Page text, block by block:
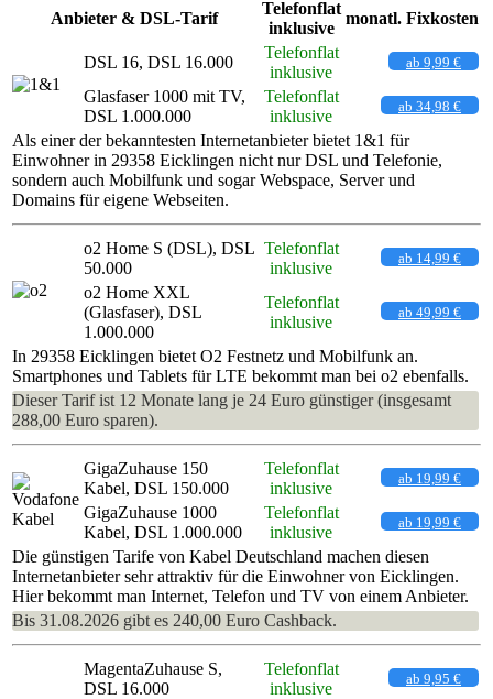
Anbieter & DSL-Tarif
Telefonflat
inklusive
monatl. Fixkosten
DSL 16, DSL 16.000
Telefonflat
inklusive
ab 9,99 €
Glasfaser 1000 mit TV,
DSL 1.000.000
Telefonflat
inklusive
ab 34,98 €
Als einer der bekanntesten Internetanbieter bietet 1&1 für
Einwohner in 29358 Eicklingen nicht nur DSL und Telefonie,
sondern auch Mobilfunk und sogar Webspace, Server und
Domains für eigene Webseiten.
o2 Home S (DSL), DSL
50.000
Telefonflat
inklusive
ab 14,99 €
o2 Home XXL
(Glasfaser), DSL
1.000.000
Telefonflat
inklusive
ab 49,99 €
In 29358 Eicklingen bietet O2 Festnetz und Mobilfunk an.
Smartphones und Tablets für LTE bekommt man bei o2 ebenfalls.
Dieser Tarif ist 12 Monate lang je 24 Euro günstiger (insgesamt
288,00 Euro sparen).
GigaZuhause 150
Kabel, DSL 150.000
Telefonflat
inklusive
ab 19,99 €
GigaZuhause 1000
Kabel, DSL 1.000.000
Telefonflat
inklusive
ab 19,99 €
Die günstigen Tarife von Kabel Deutschland machen diesen
Internetanbieter sehr attraktiv für die Einwohner von Eicklingen.
Hier bekommt man Internet, Telefon und TV von einem Anbieter.
Bis 31.08.2026 gibt es 240,00 Euro Cashback.
MagentaZuhause S,
DSL 16.000
Telefonflat
inklusive
ab 9,95 €